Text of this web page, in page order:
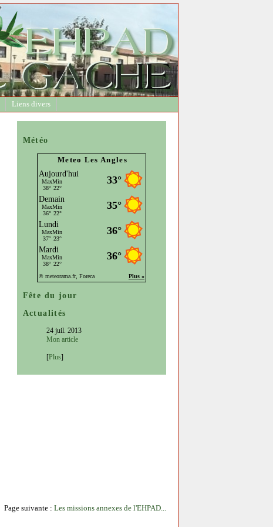
Liens divers
Météo
Meteo Les Angles
Fête du jour
Actualités
24 juil. 2013
Mon article
[Plus]
Page suivante : Les missions annexes de l'EHPAD...